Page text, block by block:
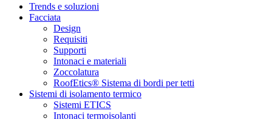
Trends e soluzioni
Facciata
Design
Requisiti
Supporti
Intonaci e materiali
Zoccolatura
RoofEtics® Sistema di bordi per tetti
Sistemi di isolamento termico
Sistemi ETICS
Intonaci termoisolanti